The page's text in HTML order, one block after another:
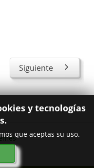
Siguiente
y tecnologías
que aceptas su uso.